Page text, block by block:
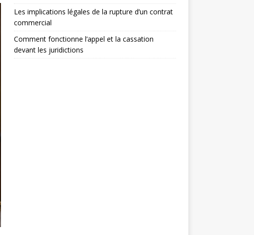
Les implications légales de la rupture d’un contrat
commercial
Comment fonctionne l’appel et la cassation
devant les juridictions